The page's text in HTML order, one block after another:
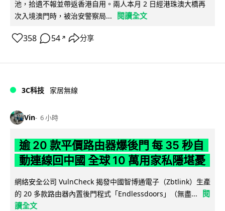
池，拾遺不報並帶返香港自用。兩人本月 2 日經港珠澳大橋再
次入境澳門時，被治安警察局...
閱讀全文
358 54 ↗ 分享
3C科技 家居無線
Vin 6 小時
逾 20 款平價路由器爆後門 每 35 秒自
動連線回中國 全球 10 萬用家私隱堪憂
網絡安全公司 VulnCheck 揭發中國智博通電子（Zbtlink）生產
的 20 多款路由器內置後門程式「Endlessdoors」（無盡...
閱
讀全文